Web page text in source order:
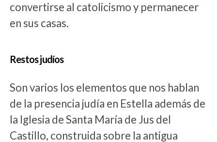
convertirse al catolicismo y permanecer
en sus casas.
Restos judíos
Son varios los elementos que nos hablan
de la presencia judía en Estella además de
la Iglesia de Santa María de Jus del
Castillo, construida sobre la antigua